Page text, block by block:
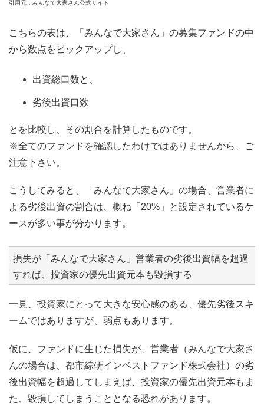
引用元：みんなで大家さん公式サイト
こちらの表は、「みんなで大家さん」の募集ファンドの中
から数点をピックアップし、
出資総口数と、
劣後出資口数
とを比較し、その割合を計算したものです。
※全てのファンドを確認したわけではありませんから、ご
注意下さい。
こうしてみると、「みんなで大家さん」の場合、営業者に
よる劣後出資の割合は、概ね「20%」と設定されているケ
ースが多い事が分かります。
損失が「みんなで大家さん」営業者の劣後出資幅を超過
すれば、投資家の優先出資元本も毀損する
一見、投資家にとって大きな安心感のある、優先劣後スキ
ームではありますが、弱点もあります。
仮に、ファンドに生じた損失が、営業者（みんなで大家さ
んの場合は、都市綜研インベストファンド株式会社）の劣
後出資幅を超過してしまえば、投資家の優先出資元本もま
た、毀損してしまうこととなる恐れがあります。